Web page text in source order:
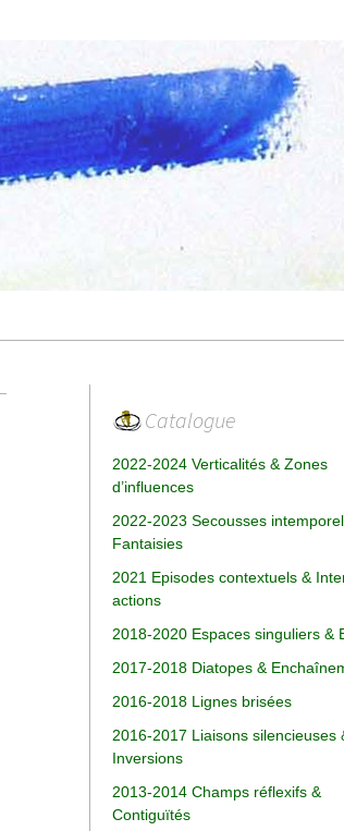
Catalogue
2022-2024 Verticalités & Zones
d’influences
2022-2023 Secousses
Fantaisies
2021 Episodes contextuels &
actions
2018-2020 Espaces singuliers &
2017-2018 Diatopes &
2016-2018 Lignes brisées
2016-2017 Liaisons silencieuses
Inversions
2013-2014 Champs réflexifs &
Contiguïtés